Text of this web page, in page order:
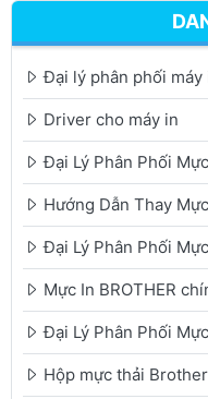
Đại lý phân phối
Driver cho máy in
Đại Lý Phân Phối
Hướng Dẫn Thay
Đại Lý Phân Phối
Mực In BROTHER
Đại Lý Phân Phối
Hộp mực thải